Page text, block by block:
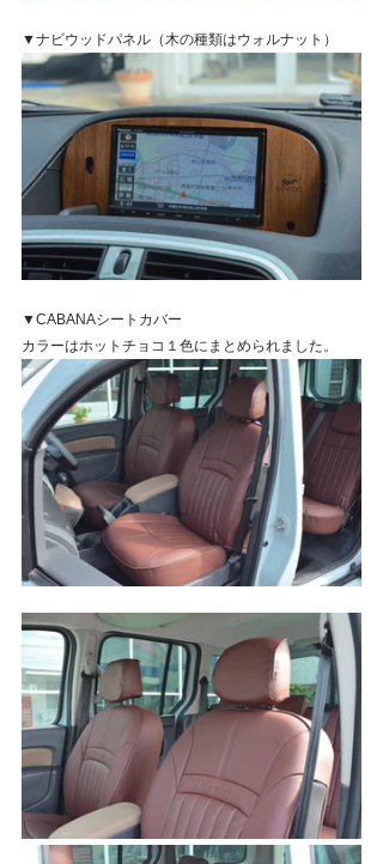
▼ナビウッドパネル（木の種類はウォルナット）
▼CABANAシートカバー
カラーはホットチョコ１色にまとめられました。